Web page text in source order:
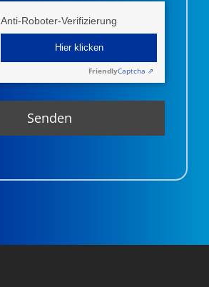
Anti-Roboter-Verifizierung
Hier klicken
FriendlyCaptcha ⇗